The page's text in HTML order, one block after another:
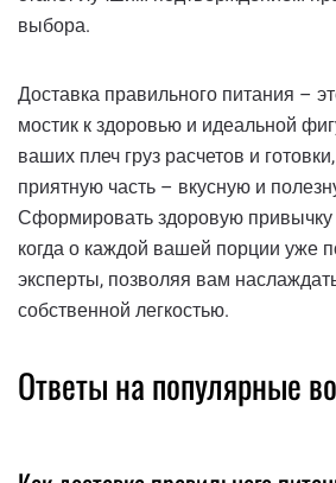
выбора.
Доставка правильного питания –
мостик к здоровью и идеальной
ваших плеч груз расчетов и
приятную часть – вкусную и
Сформировать здоровую привычку
когда о каждой вашей порции уже
эксперты, позволяя вам
собственной легкостью.
Ответы на популярные